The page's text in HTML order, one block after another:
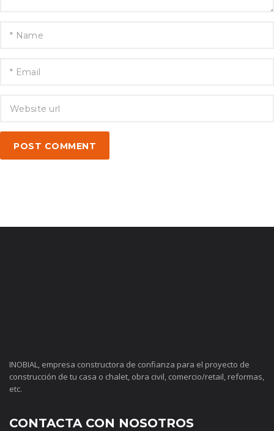
POST COMMENT
INOBIAL, empresa constructora de confianza para el proyecto de
construcción de tu casa o chalet, obra civil, comercio/retail, reformas,
etc.
CONTACTA CON NOSOTROS